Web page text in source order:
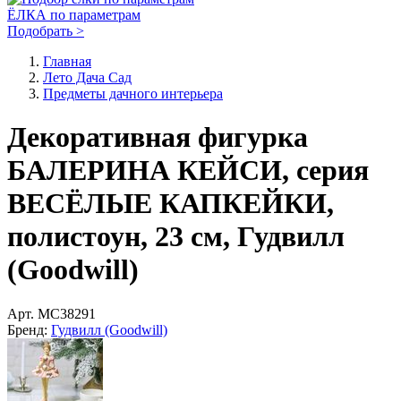
ЁЛКА по параметрам
Подобрать >
Главная
Лето Дача Сад
Предметы дачного интерьера
Декоративная фигурка
БАЛЕРИНА КЕЙСИ, серия
ВЕСЁЛЫЕ КАПКЕЙКИ,
полистоун, 23 см, Гудвилл
(Goodwill)
Арт. MC38291
Бренд: Гудвилл (Goodwill)